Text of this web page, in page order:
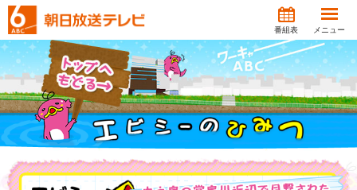
番組表 メニュー